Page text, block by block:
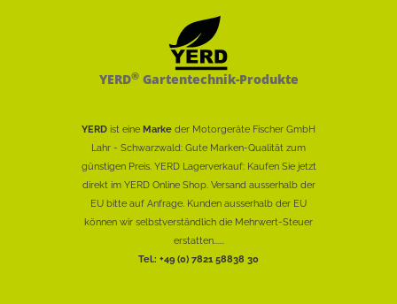
YERD®Gartentechnik-Produkte
YERD ist eine Marke der Motorgeräte Fischer GmbH
Lahr - Schwarzwald: Gute Marken-Qualität zum
günstigen Preis. YERD Lagerverkauf: Kaufen Sie jetzt
direkt im YERD Online Shop. Versand ausserhalb der
EU bitte auf Anfrage. Kunden ausserhalb der EU
können wir selbstverständlich die Mehrwert-Steuer
erstatten......
Tel.: +49 (0) 7821 58838 30